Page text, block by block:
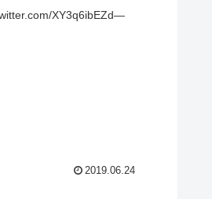
XY3q6ibEZd—
2019.06.24